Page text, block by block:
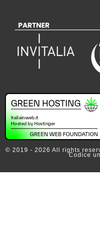
© 2019 - 2026 All rights
Codice